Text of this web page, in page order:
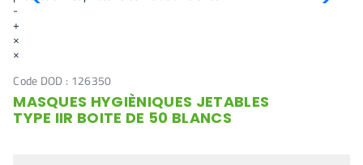
-
+
×
×
Code DOD : 126350
MASQUES HYGIÈNIQUES JETABLES
TYPE IIR BOITE DE 50 BLANCS